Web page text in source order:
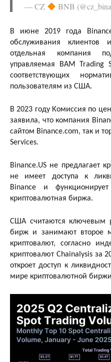
— CZ
BNB
В июне 2019 года
обслуживания
отдельная компания
управляемая BAM Trading
соответствующих
пользователям из США.
В 2023 году Комиссия по
заявила, что компания
сайтом Binance.com, так и
Services.
Binance.US не предлагает
не имеет доступа к
Binance и
криптовалютная биржа.
США считаются ключевым
бирж и занимают второе
криптовалют, согласно
криптовалют Chainalysis за
откроет доступ к
мире криптовалютной